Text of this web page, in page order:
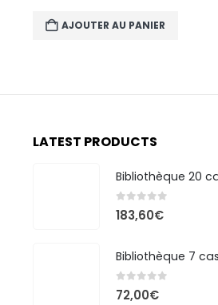
AJOUTER AU PANIER
LATEST PRODUCTS
0out of 5
183,60€
0out of 5
72,00€